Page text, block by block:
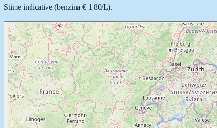
Stime indicative (benzina € 1,80/L).